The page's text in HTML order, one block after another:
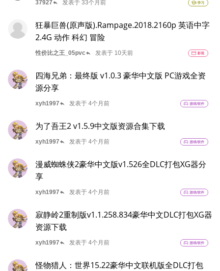
37927reply 发表于 33个月前 school 学习
狂暴巨兽(原声版).Rampage.2018.2160p 英语中字
2.4G 动作 科幻 冒险
性价比之王_05pvcreply 发表于 10天前 movie 影视
四海兄弟：最终版 v1.0.3 豪华中文版 PC游戏全资
源分享
xyh1997reply 发表于 4个月前 sports_esports 游戏/软件
为了吾王2 v1.5.9中文版资源合集下载
xyh1997reply 发表于 4个月前 sports_esports 游戏/软件
漫威蜘蛛侠2豪华中文版v1.526全DLC打包XG器分
享
xyh1997reply 发表于 4个月前 sports_esports 游戏/软件
寂静岭2重制版v1.1.258.834豪华中文DLC打包XG器
资源下载
xyh1997reply 发表于 4个月前 sports_esports 游戏/软件
怪物猎人：世界15.22豪华中文联机版全DLC打包